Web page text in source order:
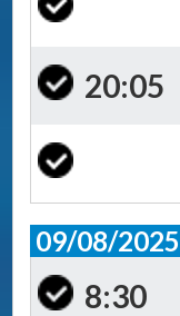
20:05
09/08/
8:30